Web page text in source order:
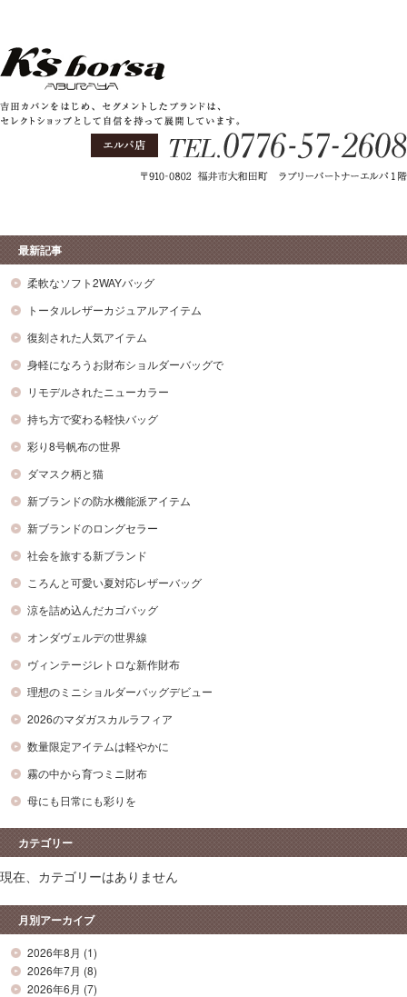
最新記事
柔軟なソフト2WAYバッグ
トータルレザーカジュアルアイテム
復刻された人気アイテム
身軽になろうお財布ショルダーバッグで
リモデルされたニューカラー
持ち方で変わる軽快バッグ
彩り8号帆布の世界
ダマスク柄と猫
新ブランドの防水機能派アイテム
新ブランドのロングセラー
社会を旅する新ブランド
ころんと可愛い夏対応レザーバッグ
涼を詰め込んだカゴバッグ
オンダヴェルデの世界線
ヴィンテージレトロな新作財布
理想のミニショルダーバッグデビュー
2026のマダガスカルラフィア
数量限定アイテムは軽やかに
霧の中から育つミニ財布
母にも日常にも彩りを
カテゴリー
現在、カテゴリーはありません
月別アーカイブ
2026年8月 (1)
2026年7月 (8)
2026年6月 (7)